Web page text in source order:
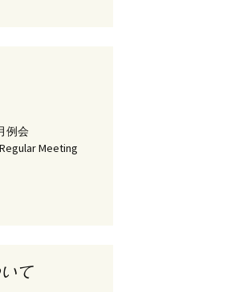
例会
Meeting
て